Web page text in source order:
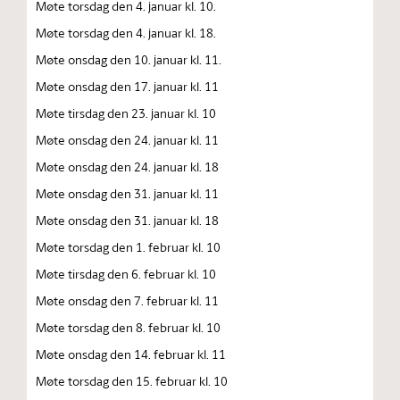
Møte torsdag den 4. januar kl. 10.
Møte torsdag den 4. januar kl. 18.
Møte onsdag den 10. januar kl. 11.
Møte onsdag den 17. januar kl. 11
Møte tirsdag den 23. januar kl. 10
Møte onsdag den 24. januar kl. 11
Møte onsdag den 24. januar kl. 18
Møte onsdag den 31. januar kl. 11
Møte onsdag den 31. januar kl. 18
Møte torsdag den 1. februar kl. 10
Møte tirsdag den 6. februar kl. 10
Møte onsdag den 7. februar kl. 11
Møte torsdag den 8. februar kl. 10
Møte onsdag den 14. februar kl. 11
Møte torsdag den 15. februar kl. 10